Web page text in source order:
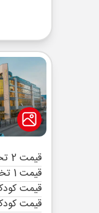
قیمت 2 تخته (هرنفر)
قیمت 1 تخته (هرنفر)
قیمت
قیمت